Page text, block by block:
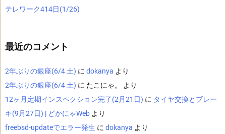
テレワーク414日(1/26)
最近のコメント
2年ぶりの銀座(6/4 土) に dokanya より
2年ぶりの銀座(6/4 土) に たこにゃ。
より
12ヶ月定期インスペクション完了(2月21日) に タイヤ交換とブレー
キ(9月27日) | どかにゃWeb より
freebsd-updateでエラー発生 に dokanya より